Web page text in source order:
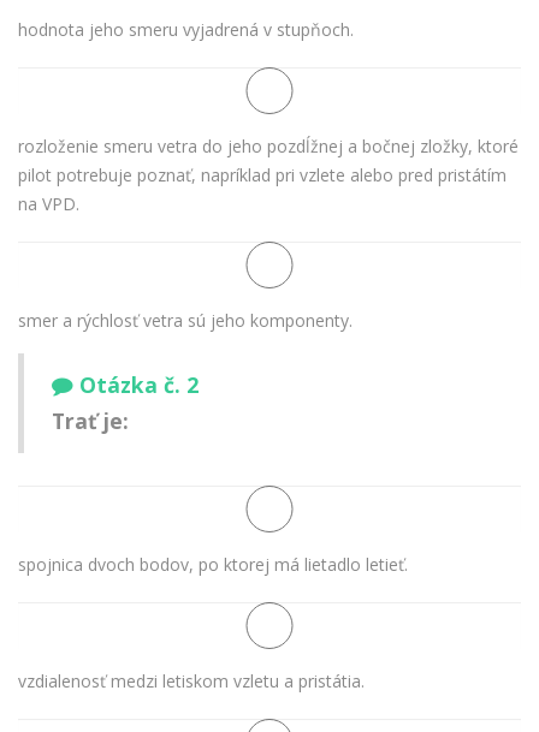
hodnota jeho smeru vyjadrená v stupňoch.
rozloženie smeru vetra do jeho pozdĺžnej a bočnej zložky, ktoré
pilot potrebuje poznať, napríklad pri vzlete alebo pred pristátím
na VPD.
smer a rýchlosť vetra sú jeho komponenty.
Otázka č. 2
Trať je:
spojnica dvoch bodov, po ktorej má lietadlo letieť.
vzdialenosť medzi letiskom vzletu a pristátia.